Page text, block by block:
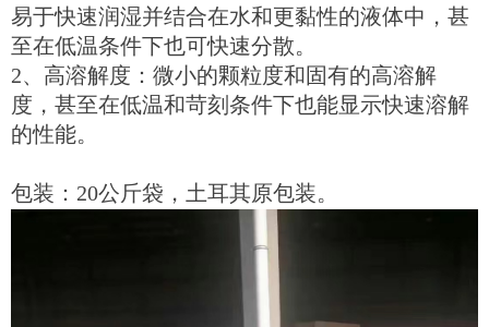
易于快速润湿并结合在水和更黏性的液体中，甚
至在低温条件下也可快速分散。
2、高溶解度：微小的颗粒度和固有的高溶解
度，甚至在低温和苛刻条件下也能显示快速溶解
的性能。
包装：20公斤袋，土耳其原包装。